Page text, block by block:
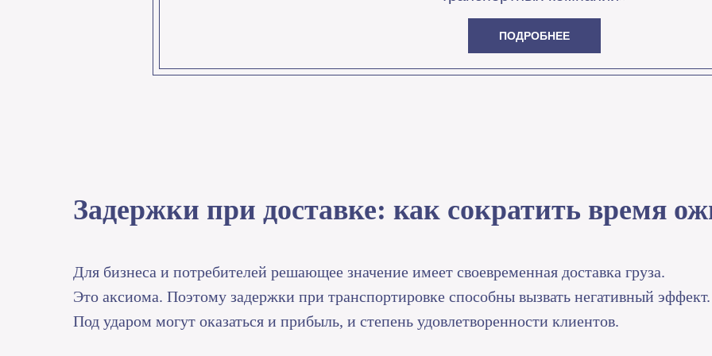
ПОДРОБНЕЕ
Задержки при доставке: как сократить время
Для бизнеса и потребителей решающее значение имеет своевременная доставка груза.
Это аксиома. Поэтому задержки при транспортировке способны вызвать негативный эффект.
Под ударом могут оказаться и прибыль, и степень удовлетворенности клиентов.